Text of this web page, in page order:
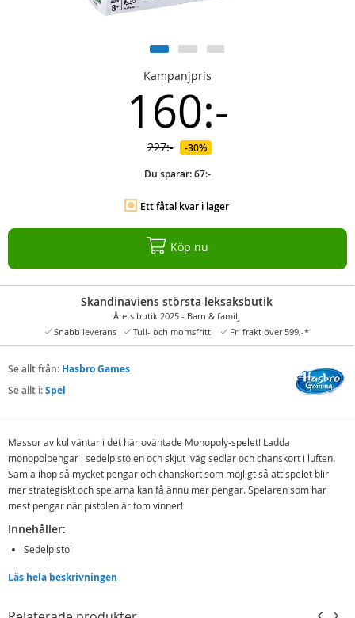
Kampanjpris
160:-
227:-
30%
Du sparar:67:-
Ett fåtal kvar i lager
Köp nu
Skandinaviens största leksaksbutik
Årets butik 2025 - Barn & familj
Snabb leverans
Tull- och momsfritt Fri frakt över 599,-*
Se allt från: Hasbro Games
Se allt i:Spel
Massor av kul väntar i det här oväntade Monopoly-spelet! Ladda
monopolpengar i sedelpistolen och skjut iväg sedlar och chanskort i luften.
Samla ihop så mycket pengar och chanskort som möjligt så att spelet blir
mer strategiskt och spelarna kan få ännu mer pengar. Spelaren som har
mest pengar när pistolen är tom vinner!
Innehåller:
Sedelpistol
Läs hela beskrivningen